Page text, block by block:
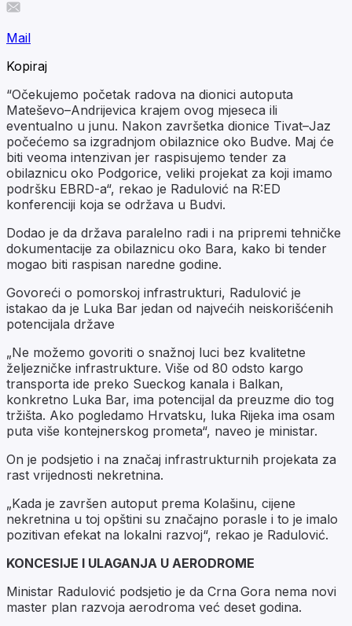
Mail
Kopiraj
“Očekujemo početak radova na dionici autoputa
Mateševo–Andrijevica krajem ovog mjeseca ili
eventualno u junu. Nakon završetka dionice Tivat–Jaz
počećemo sa izgradnjom obilaznice oko Budve. Maj će
biti veoma intenzivan jer raspisujemo tender za
obilaznicu oko Podgorice, veliki projekat za koji imamo
podršku EBRD-a“, rekao je Radulović na R:ED
konferenciji koja se održava u Budvi.
Dodao je da država paralelno radi i na pripremi tehničke
dokumentacije za obilaznicu oko Bara, kako bi tender
mogao biti raspisan naredne godine.
Govoreći o pomorskoj infrastrukturi, Radulović je
istakao da je Luka Bar jedan od najvećih neiskorišćenih
potencijala države
„Ne možemo govoriti o snažnoj luci bez kvalitetne
željezničke infrastrukture. Više od 80 odsto kargo
transporta ide preko Sueckog kanala i Balkan,
konkretno Luka Bar, ima potencijal da preuzme dio tog
tržišta. Ako pogledamo Hrvatsku, luka Rijeka ima osam
puta više kontejnerskog prometa“, naveo je ministar.
On je podsjetio i na značaj infrastrukturnih projekata za
rast vrijednosti nekretnina.
„Kada je završen autoput prema Kolašinu, cijene
nekretnina u toj opštini su značajno porasle i to je imalo
pozitivan efekat na lokalni razvoj“, rekao je Radulović.
KONCESIJE I ULAGANJA U AERODROME
Ministar Radulović podsjetio je da Crna Gora nema novi
master plan razvoja aerodroma već deset godina.